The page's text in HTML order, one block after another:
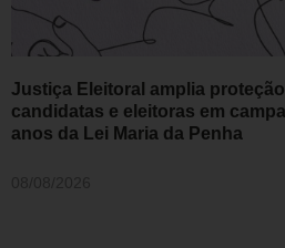
Justiça Eleitoral amplia
candidatas e eleitoras em
anos da Lei Maria da Penha